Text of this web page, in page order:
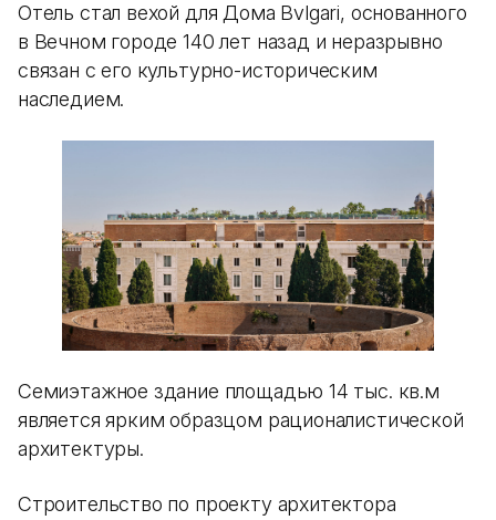
Отель стал вехой для Дома Bvlgari, основанного
в Вечном городе 140 лет назад и неразрывно
связан с его культурно-историческим
наследием.
Семиэтажное здание площадью 14 тыс. кв.м
является ярким образцом рационалистической
архитектуры.
Строительство по проекту архитектора